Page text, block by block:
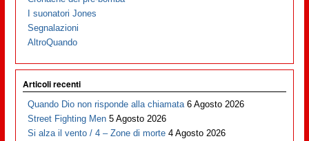
I suonatori Jones
Segnalazioni
AltroQuando
Articoli recenti
Quando Dio non risponde alla chiamata 6 Agosto 2026
Street Fighting Men 5 Agosto 2026
Si alza il vento / 4 – Zone di morte 4 Agosto 2026